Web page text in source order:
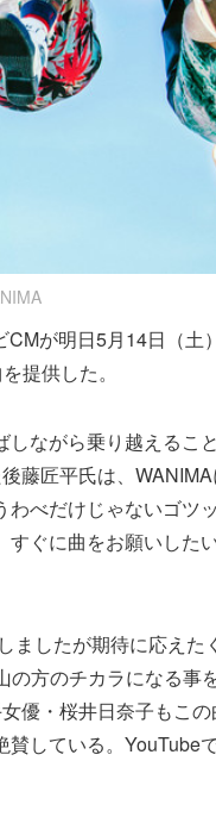
が明日5月14日（土
提供した。
ながら乗り越えるこ
藤匠平氏は、
べだけじゃないゴツ
ぐに曲をお願いした
ましたが期待に応えた
方のチカラになる事
優・桜井日奈子もこ
している。YouTube